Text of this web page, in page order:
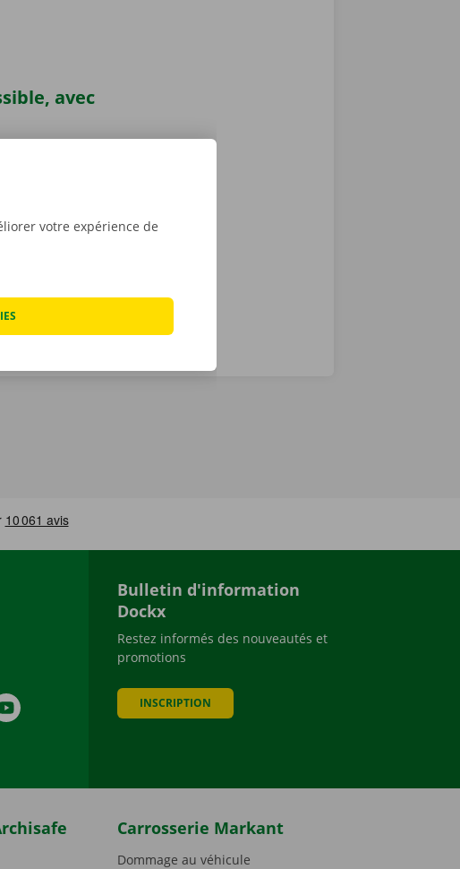
avec
qui convient le
YouTube
Bulletin d'information
Dockx
Restez informés des nouveautés et
promotions
INSCRIPTION
Carrosserie Markant
Dommage au véhicule
votre expérience de